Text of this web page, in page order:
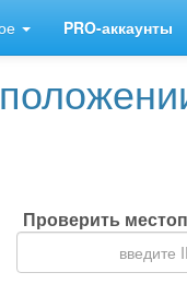
PRO-аккаунты
Проверить